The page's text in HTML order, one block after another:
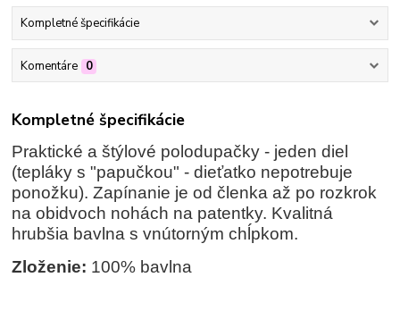
Kompletné špecifikácie
Komentáre 0
Kompletné špecifikácie
Praktické a štýlové polodupačky - jeden diel
(tepláky s "papučkou" - dieťatko nepotrebuje
ponožku). Zapínanie je od členka až po rozkrok
na obidvoch nohách na patentky. Kvalitná
hrubšia bavlna s vnútorným chĺpkom.
Zloženie: 100% bavlna